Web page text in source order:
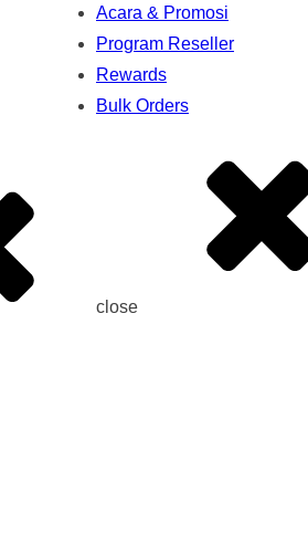
Acara & Promosi
Program Reseller
Rewards
Bulk Orders
close